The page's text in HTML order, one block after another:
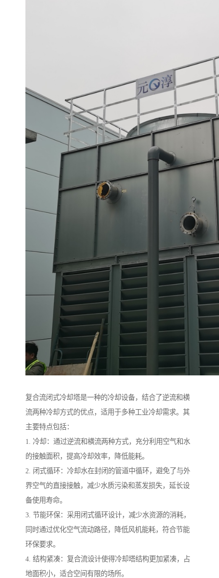
复合流闭式冷却塔是一种的冷却设备，结合了逆流和横
流两种冷却方式的优点，适用于多种工业冷却需求。其
主要特点包括：
1. 冷却：通过逆流和横流两种方式，充分利用空气和水
的接触面积，提高冷却效率，降低能耗。
2. 闭式循环：冷却水在封闭的管道中循环，避免了与外
界空气的直接接触，减少水质污染和蒸发损失，延长设
备使用寿命。
3. 节能环保：采用闭式循环设计，减少水资源的消耗，
同时通过优化空气流动路径，降低风机能耗，符合节能
环保要求。
4. 结构紧凑：复合流设计使得冷却塔结构更加紧凑，占
地面积小，适合空间有限的场所。